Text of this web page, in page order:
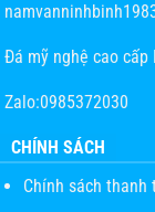
Đá mỹ nghệ cao cấp
Zalo:0985372030
CHÍNH SÁCH
Chính sách thanh